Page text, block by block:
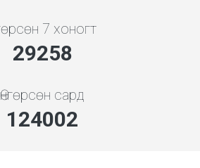
7 хоногт
31508
Өнгөрсөн сард
133540